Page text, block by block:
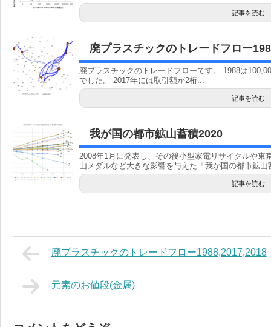
記事を読む
廃プラスチックのトレードフロー
廃プラスチックのトレードフローです。 1988は
でした。 2017年には取引額が2桁...
記事を読む
我が国の都市鉱山蓄積2020
2008年1月に発表し、その後小型家電リサイクルや
山メダルなど大きな影響を与えた「我が国の都市鉱山
記事を読む
廃プラスチックのトレードフロー1988,2017,2018
元素のお値段(金属)